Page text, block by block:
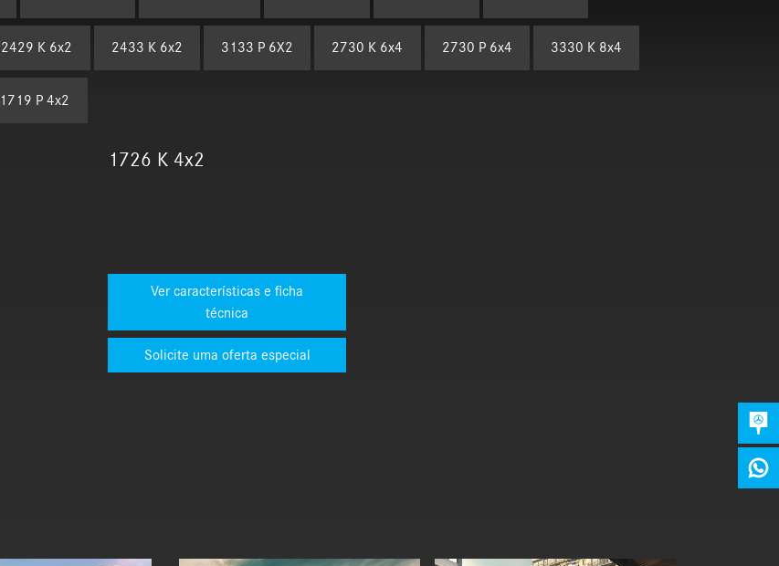
2429 K 6x2 2433 K 6x2 3133 P 6X2 2730 K 6x4 2730 P 6x4 3330 K 8x4
1719 P 4x2
1726 K 4x2
Ver características e ficha
técnica